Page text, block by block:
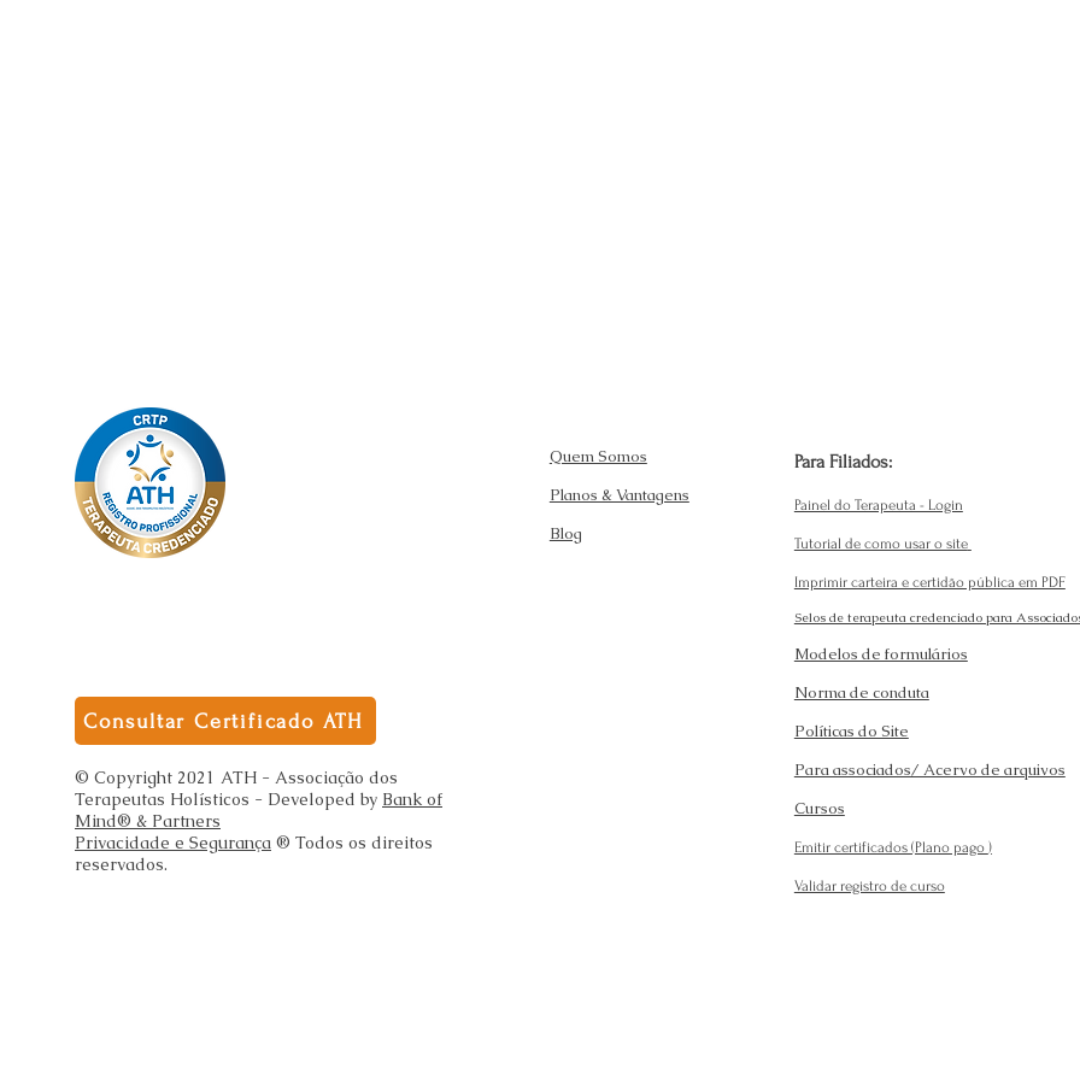
Consultar Certificado ATH
© Copyright 2021 ATH - Associação dos
Terapeutas Holísticos - Developed by Bank of
Mind® & Partners
Privacidade e Segurança ® Todos os direitos
reservados.
Quem Somos
Planos & Vantagens
Blog
Para Filiados:
Painel do Terapeuta - Login
Tutorial de como usar o site
Imprimir carteira e certidão pública em PDF
Selos de terapeuta credenciado para
Modelos de formulários
Norma de conduta
Políticas do Site
Para associados/ Acervo de arquivos
Cursos
Emitir certificados (Plano pago )
Validar registro de curso